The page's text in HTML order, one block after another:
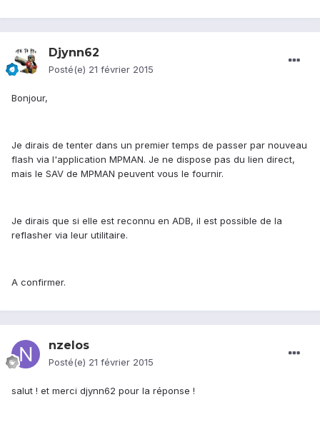
Djynn62
Posté(e) 21 février 2015
Bonjour,
Je dirais de tenter dans un premier temps de passer par nouveau
flash via l'application MPMAN. Je ne dispose pas du lien direct,
mais le SAV de MPMAN peuvent vous le fournir.
Je dirais que si elle est reconnu en ADB, il est possible de la
reflasher via leur utilitaire.
A confirmer.
nzelos
Posté(e) 21 février 2015
salut ! et merci djynn62 pour la réponse !